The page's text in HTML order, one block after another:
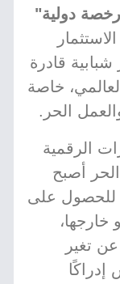
رخصة دولية"
شبابية قادرة
خاصة
الحر.
الرقمية
أصبح
على
تغير
إدراكًا